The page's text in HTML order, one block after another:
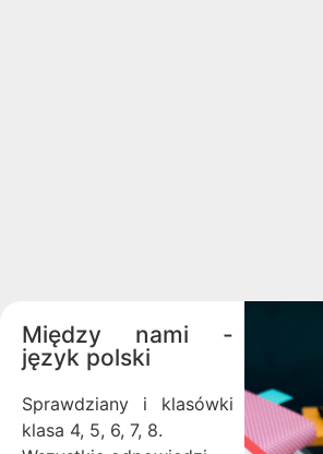
Między nami -
język polski
Sprawdziany i klasówki
klasa 4, 5, 6, 7, 8.